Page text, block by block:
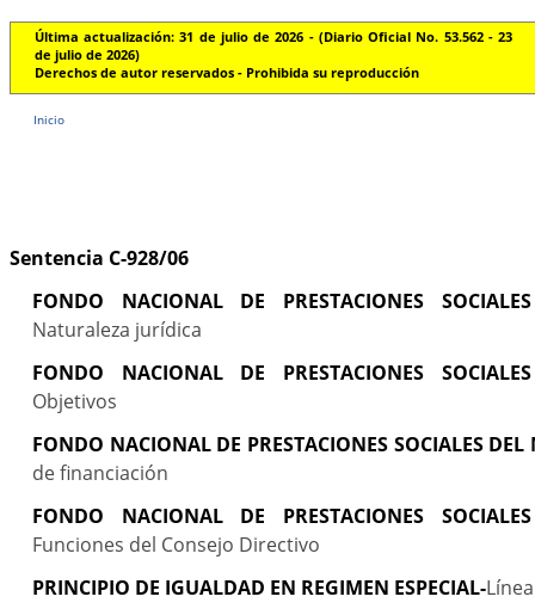
Última actualización: 31 de julio de 2026 - (Diario Oficial No. 53.562 - 23
de julio de 2026)
Derechos de autor reservados - Prohibida su reproducción
Inicio
Sentencia C-928/06
FONDO NACIONAL DE PRESTACIONES
Naturaleza jurídica
FONDO NACIONAL DE PRESTACIONES
Objetivos
FONDO NACIONAL DE PRESTACIONES SOCIALES DEL
de financiación
FONDO NACIONAL DE PRESTACIONES
Funciones del Consejo Directivo
PRINCIPIO DE IGUALDAD EN REGIMEN ESPECIAL-